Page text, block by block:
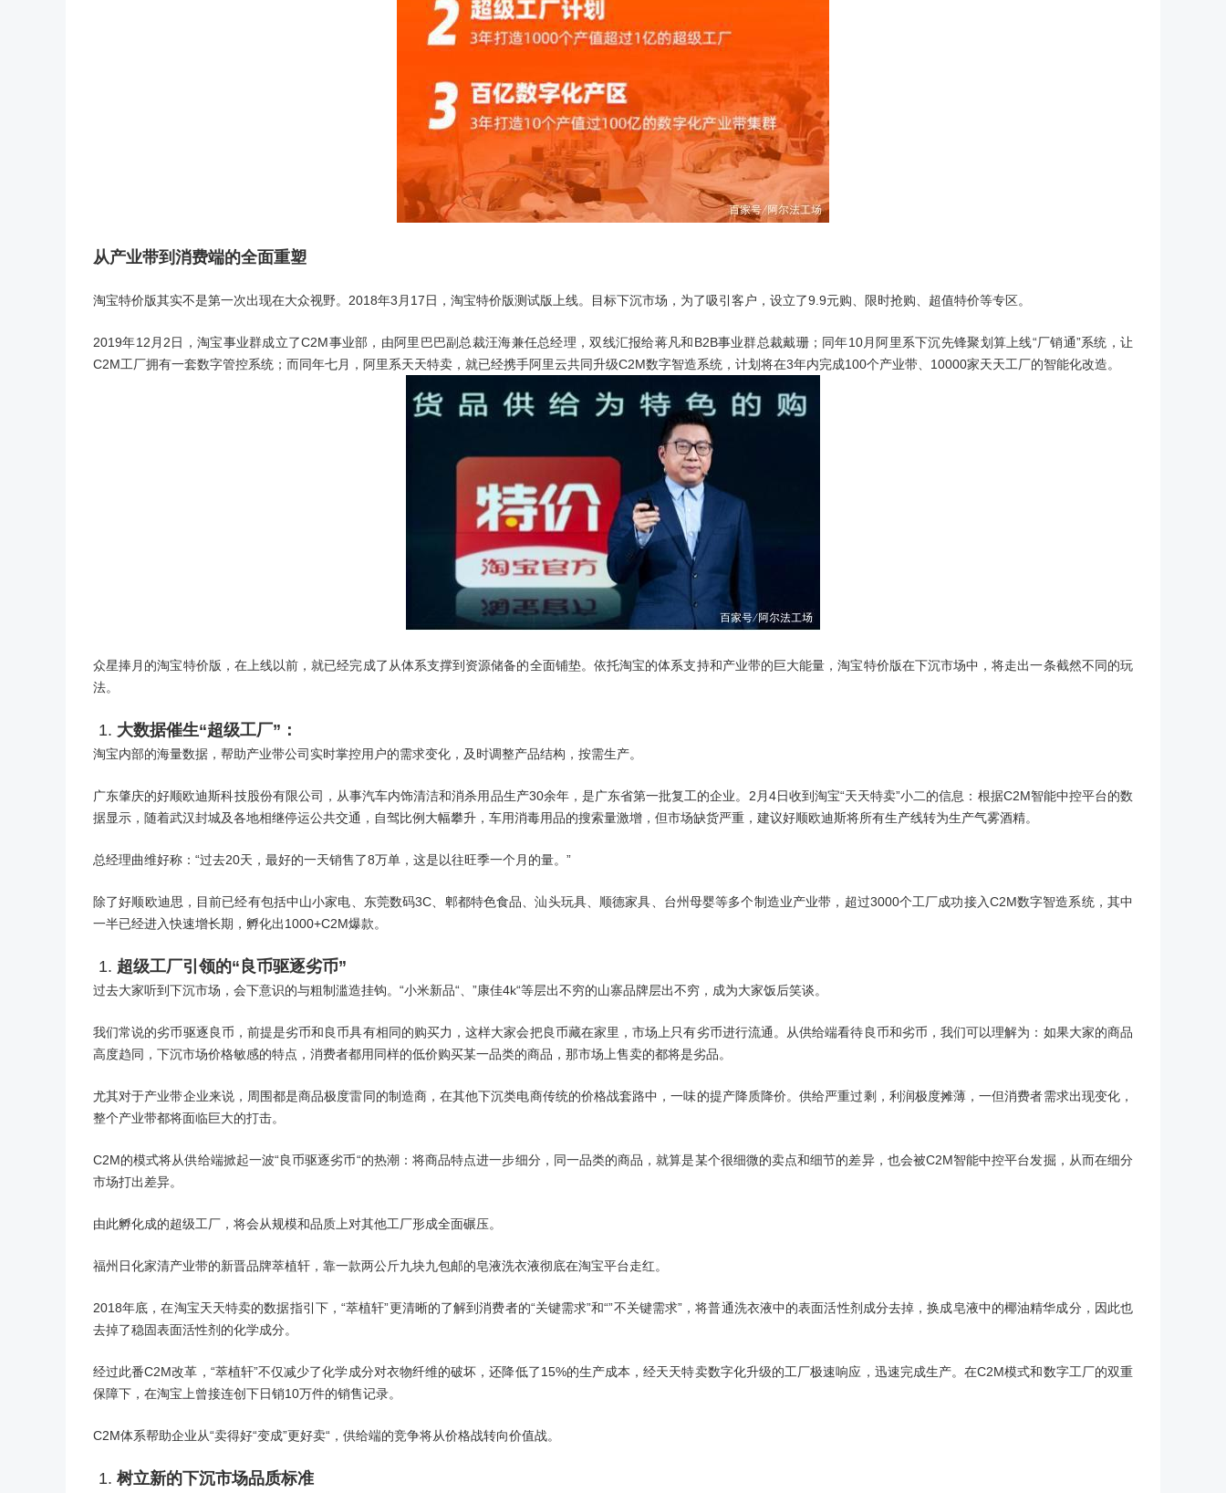
从产业带到消费端的全面重塑
淘宝特价版其实不是第一次出现在大众视野。2018年3月17日，淘宝特价版测试版上线。目标下沉市场，为了吸引客户，设立了9.9元购、限时抢购、超值特价等专区。
2019年12月2日，淘宝事业群成立了C2M事业部，由阿里巴巴副总裁汪海兼任总经理，双线汇报给蒋凡和B2B事业群总裁戴珊；同年10月阿里系下沉先锋聚划算上线“厂销通”系统，让
C2M工厂拥有一套数字管控系统；而同年七月，阿里系天天特卖，就已经携手阿里云共同升级C2M数字智造系统，计划将在3年内完成100个产业带、10000家天天工厂的智能化改造。
众星捧月的淘宝特价版，在上线以前，就已经完成了从体系支撑到资源储备的全面铺垫。依托淘宝的体系支持和产业带的巨大能量，淘宝特价版在下沉市场中，将走出一条截然不同的玩
法。
大数据催生“超级工厂”：
淘宝内部的海量数据，帮助产业带公司实时掌控用户的需求变化，及时调整产品结构，按需生产。
广东肇庆的好顺欧迪斯科技股份有限公司，从事汽车内饰清洁和消杀用品生产30余年，是广东省第一批复工的企业。2月4日收到淘宝“天天特卖”小二的信息：根据C2M智能中控平台的数
据显示，随着武汉封城及各地相继停运公共交通，自驾比例大幅攀升，车用消毒用品的搜索量激增，但市场缺货严重，建议好顺欧迪斯将所有生产线转为生产气雾酒精。
总经理曲维好称：“过去20天，最好的一天销售了8万单，这是以往旺季一个月的量。”
除了好顺欧迪思，目前已经有包括中山小家电、东莞数码3C、郫都特色食品、汕头玩具、顺德家具、台州母婴等多个制造业产业带，超过3000个工厂成功接入C2M数字智造系统，其中
一半已经进入快速增长期，孵化出1000+C2M爆款。
超级工厂引领的“良币驱逐劣币”
过去大家听到下沉市场，会下意识的与粗制滥造挂钩。“小米新品“、”康佳4k“等层出不穷的山寨品牌层出不穷，成为大家饭后笑谈。
我们常说的劣币驱逐良币，前提是劣币和良币具有相同的购买力，这样大家会把良币藏在家里，市场上只有劣币进行流通。从供给端看待良币和劣币，我们可以理解为：如果大家的商品
高度趋同，下沉市场价格敏感的特点，消费者都用同样的低价购买某一品类的商品，那市场上售卖的都将是劣品。
尤其对于产业带企业来说，周围都是商品极度雷同的制造商，在其他下沉类电商传统的价格战套路中，一味的提产降质降价。供给严重过剩，利润极度摊薄，一但消费者需求出现变化，
整个产业带都将面临巨大的打击。
C2M的模式将从供给端掀起一波“良币驱逐劣币“的热潮：将商品特点进一步细分，同一品类的商品，就算是某个很细微的卖点和细节的差异，也会被C2M智能中控平台发掘，从而在细分
市场打出差异。
由此孵化成的超级工厂，将会从规模和品质上对其他工厂形成全面碾压。
福州日化家清产业带的新晋品牌萃植轩，靠一款两公斤九块九包邮的皂液洗衣液彻底在淘宝平台走红。
2018年底，在淘宝天天特卖的数据指引下，“萃植轩”更清晰的了解到消费者的“关键需求”和“”不关键需求”，将普通洗衣液中的表面活性剂成分去掉，换成皂液中的椰油精华成分，因此也
去掉了稳固表面活性剂的化学成分。
经过此番C2M改革，“萃植轩”不仅减少了化学成分对衣物纤维的破坏，还降低了15%的生产成本，经天天特卖数字化升级的工厂极速响应，迅速完成生产。在C2M模式和数字工厂的双重
保障下，在淘宝上曾接连创下日销10万件的销售记录。
C2M体系帮助企业从“卖得好“变成”更好卖“，供给端的竞争将从价格战转向价值战。
树立新的下沉市场品质标准